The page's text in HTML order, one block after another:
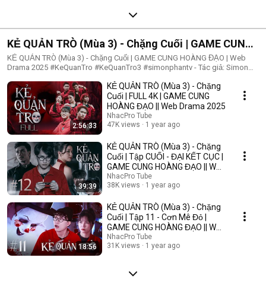
KẺ QUẢN TRÒ (Mùa 3) - Chặng Cuối | GAME CUNG
HOÀNG ĐẠO | Web Drama 2025
KẺ QUẢN TRÒ (Mùa 3) - Chặng Cuối | GAME CUNG HOÀNG ĐẠO | Web
Drama 2025 #KeQuanTro #KeQuanTro3 #simonphantv - Tác giả: Simon
Khánh Duy ► Một trò chơi kỳ lạ, với mức thưởng tiền tỷ. Một trò chơi
mang hơi hướng của show truyền hình thực tế, nhưng dần trở nên đen tối
hơn quà từng vòng. Ai sẽ là người chiến thắng cuối cùng?. Mục đích của
KẺ QUẢN TRÒ là gì?. Và gương mặt đằng sau chiếc mặt nạ. Tất cả sẽ tiết
lộ trong seri web drama KẺ QUẢN TRÒ (Mùa 3) Simon Phan _ Anh trai
Simon Huỳnh Nhựt _ Diễn viên Huỳnh Nhựt Bnat _ Ca sĩ Bnat Bảo Ngân _
Cô giáo Bảo Ngân Trúc _ TikToker Trúc Khánh Duy _ Nghệ sĩ Khánh Duy
Simon Phan _ Em trai Cá Hồi
2:56:33
KẺ QUẢN TRÒ (Mùa 3) - Chặng
Cuối | FULL 4K | GAME CUNG
HOÀNG ĐẠO || Web Drama 2025
NhacPro Tube
47K views
1 year ago
39:39
KẺ QUẢN TRÒ (Mùa 3) - Chặng
Cuối | Tập CUỐI - ĐẠI KẾT CỤC |
GAME CUNG HOÀNG ĐẠO || Web
Drama 2025
NhacPro Tube
38K views
1 year ago
18:56
KẺ QUẢN TRÒ (Mùa 3) - Chặng
Cuối | Tập 11 - Cơn Mê Đỏ |
GAME CUNG HOÀNG ĐẠO || Web
Drama 2025
NhacPro Tube
31K views
1 year ago